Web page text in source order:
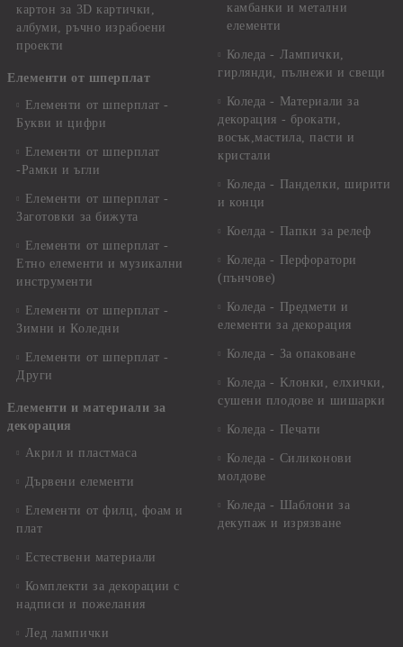
картон за 3D картички,
албуми, ръчно израбоени
проекти
Елементи от шперплат
Елементи от шперплат -
Букви и цифри
Елементи от шперплат
-Рамки и ъгли
Елементи от шперплат -
Заготовки за бижута
Елементи от шперплат -
Етно елементи и музикални
инструменти
Елементи от шперплат -
Зимни и Коледни
Елементи от шперплат -
Други
Елементи и материали за
декорация
Акрил и пластмаса
Дървени елементи
Елементи от филц, фоам и
плат
Естествени материали
Комплекти за декорации с
надписи и пожелания
Лед лампички
камбанки и метални
елементи
Коледа - Лампички,
гирлянди, пълнежи и свещи
Коледа - Материали за
декорация - брокати,
восък,мастила, пасти и
кристали
Коледа - Панделки, ширити
и конци
Коелда - Папки за релеф
Коледа - Перфоратори
(пънчове)
Коледа - Предмети и
елементи за декорация
Коледа - За опаковане
Коледа - Kлонки, елхички,
сушени плодове и шишарки
Коледа - Печати
Коледа - Силиконови
молдове
Коледа - Шаблони за
декупаж и изрязване